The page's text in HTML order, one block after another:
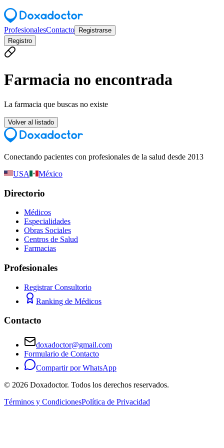
ProfesionalesContacto
Registrarse
Registro
Farmacia no encontrada
La farmacia que buscas no existe
Volver al listado
Conectando pacientes con profesionales de la salud desde 2013
USA
México
Directorio
Médicos
Especialidades
Obras Sociales
Centros de Salud
Farmacias
Profesionales
Registrar Consultorio
Ranking de Médicos
Contacto
doxadoctor@gmail.com
Formulario de Contacto
Compartir por WhatsApp
© 2026 Doxadoctor. Todos los derechos reservados.
Términos y CondicionesPolítica de Privacidad